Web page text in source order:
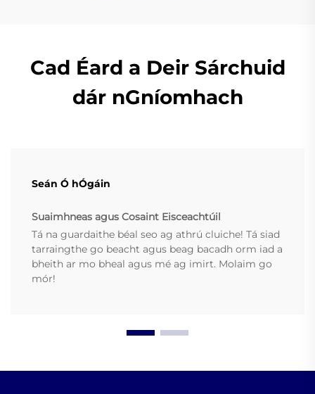
Cad Éard a Deir Sárchuid
dár nGníomhach
Seán Ó hÓgáin
Suaimhneas agus Cosaint Eisceachtúil
Tá na guardaithe béal seo ag athrú cluiche! Tá siad
tarraingthe go beacht agus beag bacadh orm iad a
bheith ar mo bheal agus mé ag imirt. Molaim go
mór!